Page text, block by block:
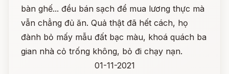
bàn ghế... đều bán sạch để mua lương thực mà
vẫn chẳng đủ ăn. Quả thật đã hết cách, họ
đành bỏ mấy mẫu đất bạc màu, khoá quách ba
gian nhà cỏ trống không, bỏ đi chạy nạn.
01-11-2021